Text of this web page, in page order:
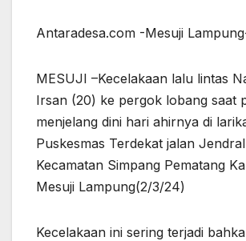
Antaradesa.com -Mesuji
MESUJI –Kecelakaan lalu lintas
Irsan (20) ke pergok lobang saat
menjelang dini hari ahirnya di
Puskesmas Terdekat jalan
Kecamatan Simpang Pematang
Mesuji Lampung(2/3/24)
Kecelakaan ini sering terjadi